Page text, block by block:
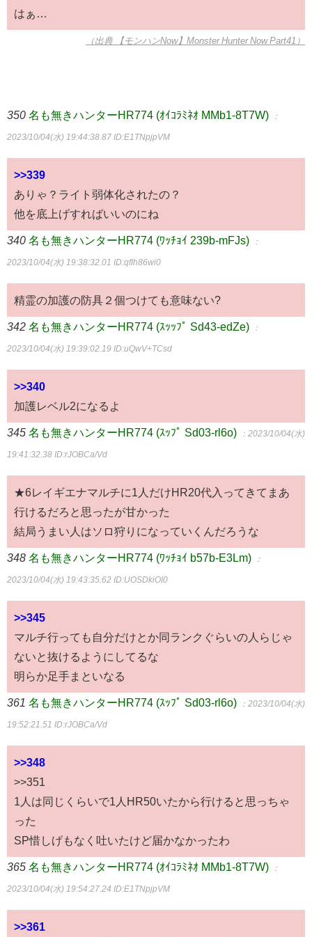
はぁ…
（出典 【モンハンNow】Monster Hunter Now Part41）
350 名も無きハンターHR774 (ｵｲｺﾗﾐﾈｵ MMb1-8T7W) ：
2023/10/04(水) 19:44:38.87 ID:E1TNpjpVM
>>339
ありゃ？ライト弱体化されたの？
他を底上げすればいいのにね
340 名も無きハンターHR774 (ﾜｯﾁｮｲ 239b-mFJs) ：
2023/10/04(水) 19:38:32.01 ID:qfIh86wi0
精霊の加護の防具２個つけても意味ない?
342 名も無きハンターHR774 (ｽｯｯﾌﾟ Sd43-edZe) ：
2023/10/04(水) 19:39:02.19 ID:uQwV+TCsd
>>340
加護レベル2になるよ
345 名も無きハンターHR774 (ｽｯﾌﾟ Sd03-rl6o) ：2023/10/04(水)
19:41:32.38 ID:rJOBCa/Vd
★6レイギエナマルチに1人だけHR20代入ってきてまあ
行けるだろと思ったが甘かった
結局うまい人はソロ狩りになっていくんだろうな
348 名も無きハンターHR774 (ﾜｯﾁｮｲ b57b-E3Lm) ：
2023/10/04(水) 19:43:35.62 ID:UOSDkiOI0
>>345
マルチ行っても自分だけとか同ランクぐらいの人らじゃ
ないと抜けるようにしてるな
明らか足手まといなる
361 名も無きハンターHR774 (ｽｯﾌﾟ Sd03-rl6o) ：2023/10/04(水)
19:52:21.51 ID:rJOBCa/Vd
>>348
>>351
1人は同じくらいで1人HR50いたから行けると思っちゃ
った
SP惜しげもなく吐いたけど届かなかったわ
365 名も無きハンターHR774 (ｵｲｺﾗﾐﾈｵ MMb1-8T7W) ：
2023/10/04(水) 19:54:27.24 ID:E1TNpjpVM
>>361